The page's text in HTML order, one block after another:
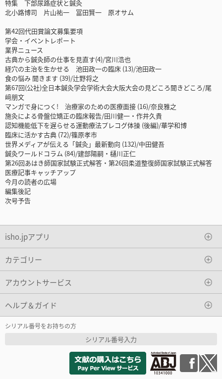
特集 下部尿路症状と鍼灸
北小路博司 片山祐一 冨田賢一 原オサム
第42回代田賞論文募集要項
学会・イベントレポート
業界ニュース
古典から鍼灸師の仕事を見直す(4)/宮川浩也
経穴の主治を生かせる 池田政一の臨床 (13)/池田政一
食の悩み 聞きます (39)/辻野将之
第67回(公社)全日本鍼灸学会学術大会大阪大会の見どころ聞きどころ/尾
﨑朋文
マンガで身につく! 治療家のための医療面接 (16)/奈良雅之
施灸による骨盤位矯正の臨床報告/田川健一・作井久貴
認知機能低下を遅らせる運動療法プレコグ体操 (後編)/華学和博
臨床に活かす古典 (72)/篠原孝市
世界メディアが伝える「鍼灸」最新動向 (132)/中田健吾
鍼灸ワールドコラム (84)/建部陽嗣・樋川正仁
第26回あはき師国家試験正式解答・第26回柔道整復師国家試験正式解答
医療記事キャッチアップ
今月の読者の広場
編集後記
次号予告
isho.jpアプリ
カテゴリー
アカウントサービス
ヘルプ＆ガイド
シリアル番号をお持ちの方
シリアル番号入力